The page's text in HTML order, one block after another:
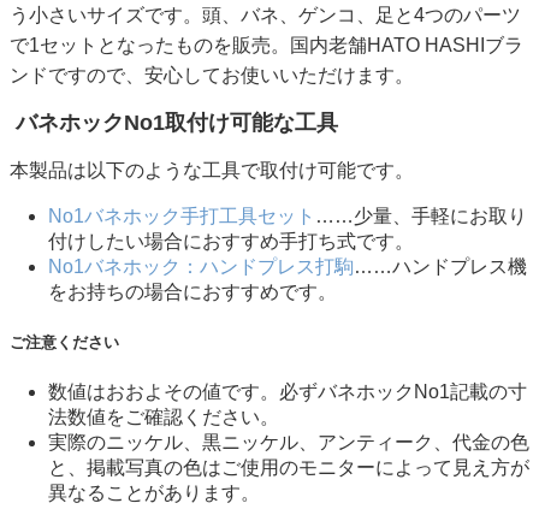
う小さいサイズです。頭、バネ、ゲンコ、足と4つのパーツ
で1セットとなったものを販売。国内老舗HATO HASHIブラ
ンドですので、安心してお使いいただけます。
バネホックNo1取付け可能な工具
本製品は以下のような工具で取付け可能です。
No1バネホック手打工具セット ……少量、手軽にお取り
付けしたい場合におすすめ手打ち式です。
No1バネホック：ハンドプレス打駒……ハンドプレス機
をお持ちの場合におすすめです。
ご注意ください
数値はおおよその値です。必ずバネホックNo1記載の寸
法数値をご確認ください。
実際のニッケル、黒ニッケル、アンティーク、代金の色
と、掲載写真の色はご使用のモニターによって見え方が
異なることがあります。